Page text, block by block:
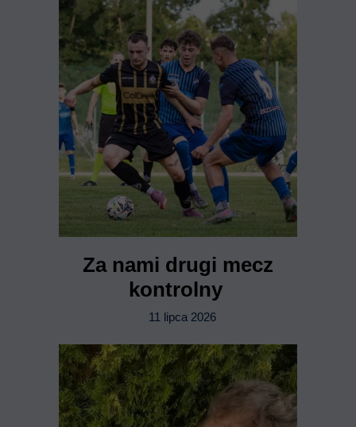
Za nami drugi mecz
kontrolny
11 lipca 2026